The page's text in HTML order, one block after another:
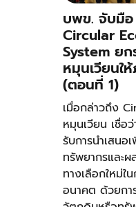
บพข. จับมือ
Circular
System ยก
หมุนเวียนใ
(ตอนที่ 1)
เมื่อกล่าวถึง
หมุนเวียน เชื่อ
รับการนำเสนอ
ทรัพยากรและผ
ทางเลือกใหม่
อนาคต ด้วยกา